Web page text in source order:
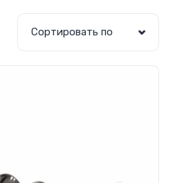
Сортировать по